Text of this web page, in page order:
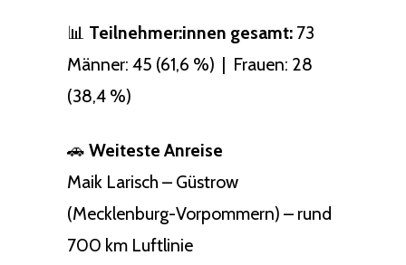
📊 Teilnehmer:innen gesamt: 73
Männer: 45 (61,6 %) | Frauen: 28
(38,4 %)
🚗 Weiteste Anreise
Maik Larisch – Güstrow
(Mecklenburg-Vorpommern) – rund
700 km Luftlinie